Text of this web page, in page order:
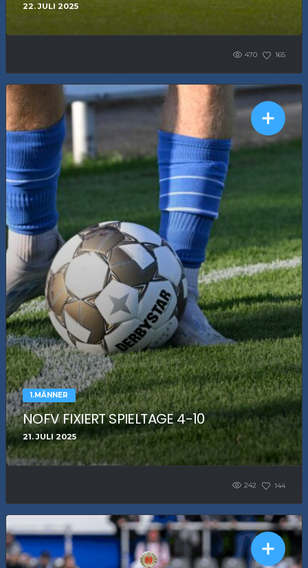
22. JULI 2025
470 165
1.MÄNNER
NOFV FIXIERT SPIELTAGE 4-10
21. JULI 2025
242 144